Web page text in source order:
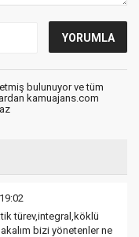
bulunuyor ve tüm
kamuajans.com
türev,integral,köklü
bizi yönetenler ne